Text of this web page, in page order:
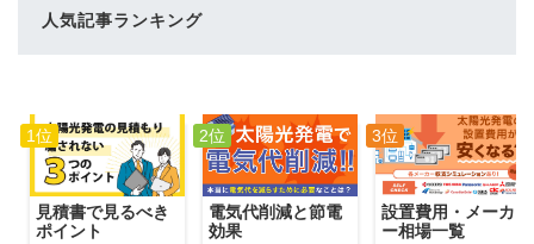
人気記事ランキング
1位
見積書で見るべき
ポイント
2位
電気代削減と節電
効果
3位
設置費用・メーカ
ー相場一覧